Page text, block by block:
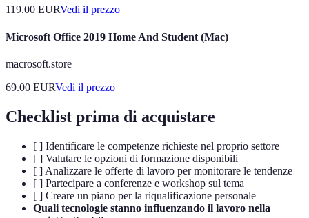
119.00 EURVedi il prezzo
Microsoft Office 2019 Home And Student (Mac)
macrosoft.store
69.00 EURVedi il prezzo
Checklist prima di acquistare
[ ] Identificare le competenze richieste nel proprio settore
[ ] Valutare le opzioni di formazione disponibili
[ ] Analizzare le offerte di lavoro per monitorare le tendenze
[ ] Partecipare a conferenze e workshop sul tema
[ ] Creare un piano per la riqualificazione personale
Quali tecnologie stanno influenzando il lavoro nella